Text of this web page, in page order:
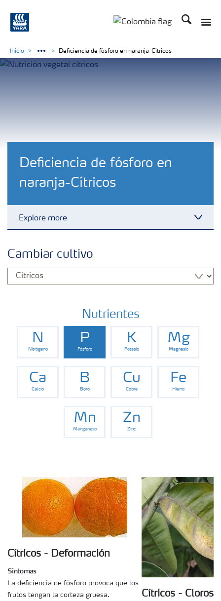
Buscar
Deficiencia de fósforo en
naranja-Cítricos
Explore more
Productos
Portafolio de Agricultura Digital
Almacenaje y manejo de fertilizantes
Cultivos
Inicio Deficiencia de fósforo en naranja-Cítricos
Cambiar cultivo
Nutrientes
N
Nitrógeno
P
Fósforo
K
Potasio
Mg
Magnesio
Ca
Calcio
B
Boro
Cu
Cobre
Fe
Hierro
Mn
Manganeso
Zn
Zinc
Cítricos - Deformación
Síntomas
La deficiencia de fósforo provoca que los
frutos tengan la corteza gruesa.
Cítricos - Clorosis